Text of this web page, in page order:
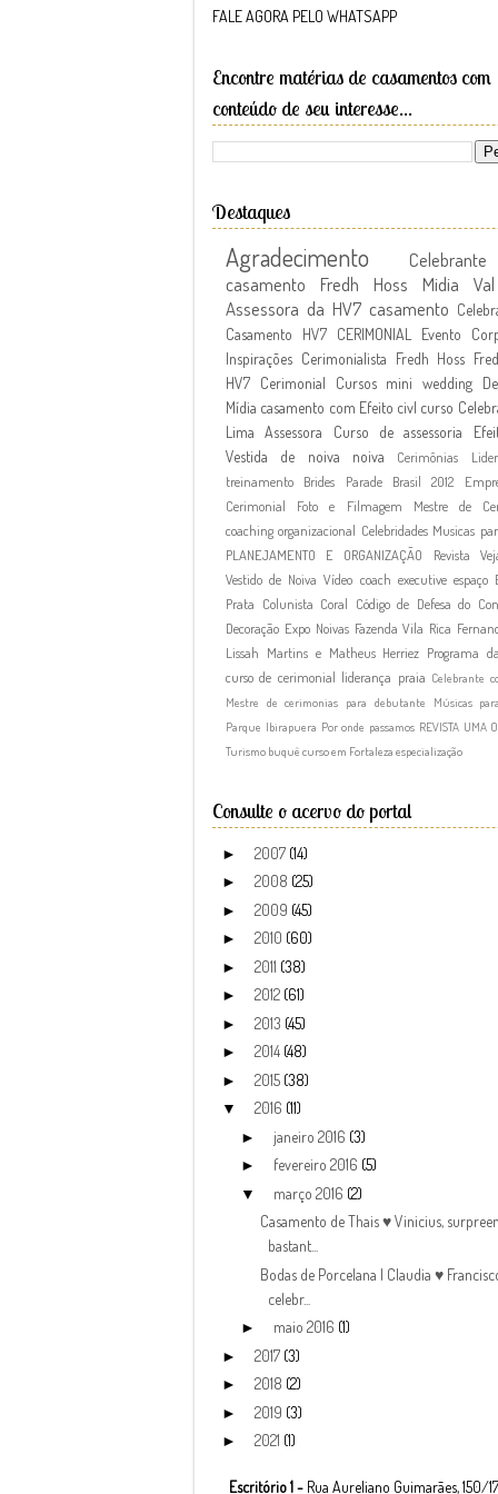
FALE AGORA PELO WHATSAPP
Encontre matérias de casamentos com
conteúdo de seu interesse...
Destaques
Agradecimento
casamento Fredh Hoss
Midia
Assessora da HV7 casamento
Casamento
HV7 CERIMONIAL
Evento
Inspirações Cerimonialista Fredh Hoss
HV7 Cerimonial Cursos mini wedding
Mídia casamento com Efeito civl curso
Lima Assessora
Curso de assessoria
Vestida de noiva
noiva Cerimônias
treinamento
Brides Parade Brasil 2012
Cerimonial
Foto e Filmagem
Mestre de
coaching organizacional Celebridades Musicas
PLANEJAMENTO E ORGANIZAÇÃO
Revista
Vestido de Noiva Vídeo coach executive espaço
Prata Colunista Coral Código de Defesa do
Decoração Expo Noivas Fazenda Vila Rica
Lissah Martins e Matheus Herriez Programa
curso de cerimonial liderança praia Celebrante
Mestre de cerimonias para debutante Músicas
Parque Ibirapuera Por onde passamos REVISTA UMA
Turismo buquê curso em Fortaleza especialização
Consulte o acervo do portal
► 2007 (14)
► 2008 (25)
► 2009 (45)
► 2010 (60)
► 2011 (38)
► 2012 (61)
► 2013 (45)
► 2014 (48)
► 2015 (38)
▼ 2016 (11)
► janeiro 2016 (3)
► fevereiro 2016 (5)
▼ março 2016 (2)
Casamento de Thais ♥ Vinicius,
bastant...
Bodas de Porcelana | Claudia ♥
celebr...
► maio 2016 (1)
► 2017 (3)
► 2018 (2)
► 2019 (3)
► 2021 (1)
Escritório 1 -Rua Aureliano Guimarães, 150/